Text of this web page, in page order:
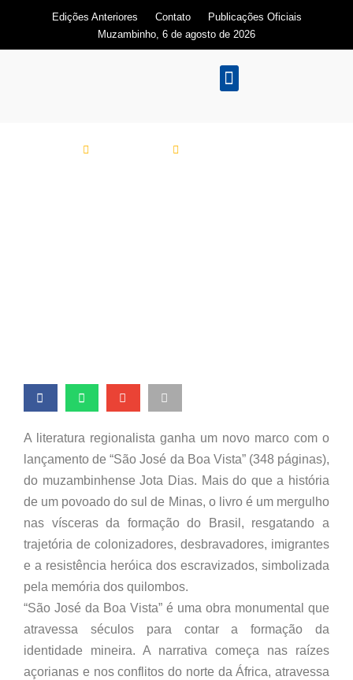
Edições Anteriores Contato
Publicações Oficiais
Muzambinho, 6 de agosto de 2026
A literatura regionalista ganha um novo marco com o
lançamento de “São José da Boa Vista” (348 páginas),
do muzambinhense Jota Dias. Mais do que a história
de um povoado do sul de Minas, o livro é um mergulho
nas vísceras da formação do Brasil, resgatando a
trajetória de colonizadores, desbravadores, imigrantes
e a resistência heróica dos escravizados, simbolizada
pela memória dos quilombos.
“São José da Boa Vista” é uma obra monumental que
atravessa séculos para contar a formação da
identidade mineira. A narrativa começa nas raízes
açorianas e nos conflitos do norte da África, atravessa